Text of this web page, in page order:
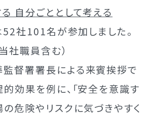
自分ごととして考える
社101名が参加しました。
社職員含む）
督署署長による来賓挨拶で
的効果を例に、「安全を意識す
の危険やリスクに気づきやすく